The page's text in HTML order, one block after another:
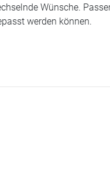
Wünsche.
werden können.